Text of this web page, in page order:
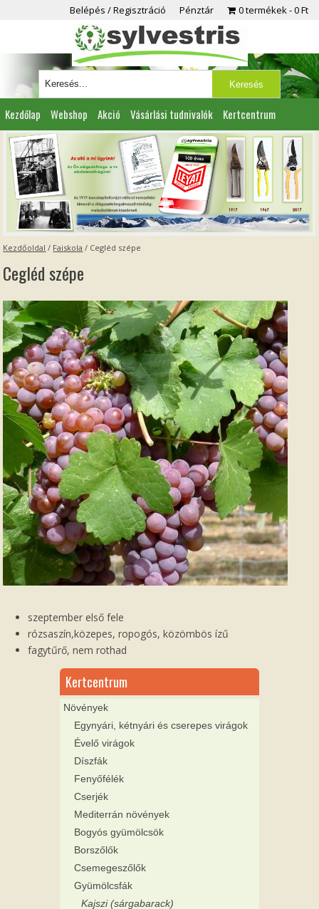
Belépés / Regisztráció Pénztár 0 termékek 0 Ft
Kezdőlap Webshop Akció Vásárlási tudnivalók Kertcentrum
Viszonteladóknak Partnereink Kapcsolat
Kezdőoldal / Faiskola / Cegléd szépe
Cegléd szépe
szeptember első fele
rózsaszín,közepes, ropogós, közömbös ízű
fagytűrő, nem rothad
Kertcentrum
Növények
Egynyári, kétnyári és cserepes virágok
Évelő virágok
Díszfák
Fenyőfélék
Cserjék
Mediterrán növények
Bogyós gyümölcsök
Borszőlők
Csemegeszőlők
Gyümölcsfák
Kajszi (sárgabarack)